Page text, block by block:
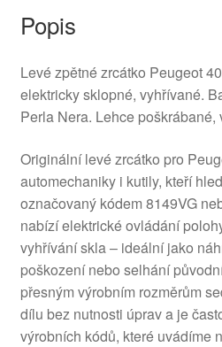
Popis
Levé zpětné zrcátko Peugeot
elektricky sklopné, vyhřívané.
Perla Nera. Lehce poškrábané,
Originální levé zrcátko pro
automechaniky i kutily, kteří
označovaný kódem 8149VG
nabízí elektrické ovládání
vyhřívání skla – ideální jako
poškození nebo selhání
přesným výrobním rozměrům
dílu bez nutnosti úprav a je
výrobních kódů, které uvádíme